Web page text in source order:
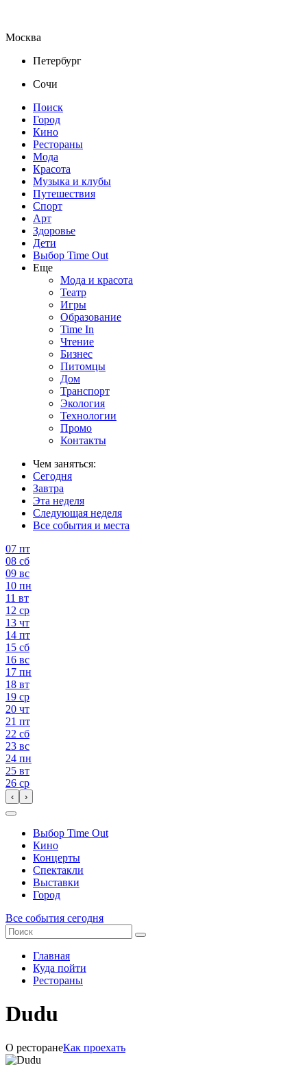
Москва
Петербург
Сочи
Поиск
Город
Кино
Рестораны
Мода
Красота
Музыка и клубы
Путешествия
Спорт
Арт
Здоровье
Дети
Выбор Time Out
Еще
Мода и красота
Театр
Игры
Образование
Time In
Чтение
Бизнес
Питомцы
Дом
Транспорт
Экология
Технологии
Промо
Контакты
Чем заняться:
Сегодня
Завтра
Эта неделя
Следующая неделя
Все события и места
07 пт
08 сб
09 вс
10 пн
11 вт
12 ср
13 чт
14 пт
15 сб
16 вс
17 пн
18 вт
19 ср
20 чт
21 пт
22 сб
23 вс
24 пн
25 вт
26 ср
‹ ›
Выбор Time Out
Кино
Концерты
Спектакли
Выставки
Город
Все события сегодня
Главная
Куда пойти
Рестораны
Dudu
О ресторанеКак проехать